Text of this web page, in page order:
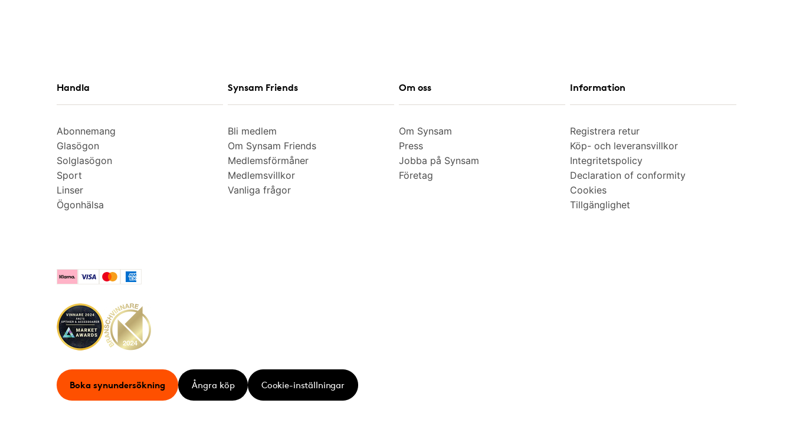
Handla
Abonnemang
Glasögon
Solglasögon
Sport
Linser
Ögonhälsa
Synsam Friends
Bli medlem
Om Synsam Friends
Medlemsförmåner
Medlemsvillkor
Vanliga frågor
Om oss
Om Synsam
Press
Jobba på Synsam
Företag
Information
Registrera retur
Köp- och leveransvillkor
Integritetspolicy
Declaration of conformity
Cookies
Tillgänglighet
KlarnaVisa MastercardAmerican Express
Boka synundersökning Ångra köp Cookie-inställningar